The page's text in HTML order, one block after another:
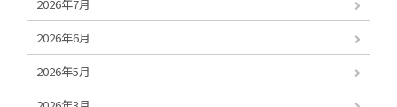
2026年7月
2026年6月
2026年5月